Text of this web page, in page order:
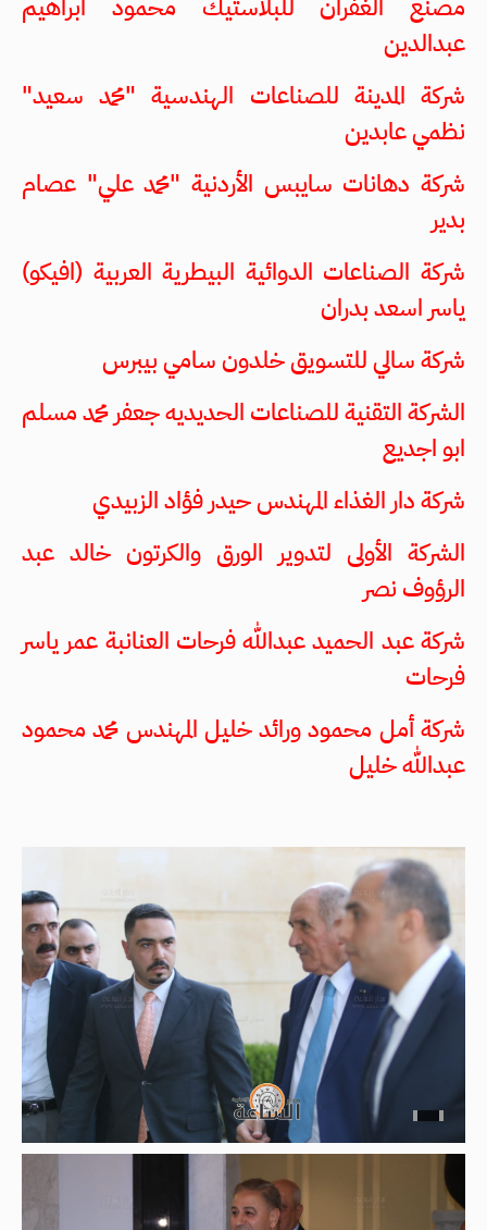
مصنع الغفران للبلاستيك محمود ابراهيم
عبدالدين
شركة المدينة للصناعات الهندسية "محمد سعيد"
نظمي عابدين
شركة دهانات سايبس الأردنية "محمد علي" عصام
بدير
شركة الصناعات الدوائية البيطرية العربية (افيكو)
ياسر اسعد بدران
شركة سالي للتسويق خلدون سامي بيبرس
الشركة التقنية للصناعات الحديديه جعفر محمد مسلم
ابو اجديع
شركة دار الغذاء المهندس حيدر فؤاد الزبيدي
الشركة الأولى لتدوير الورق والكرتون خالد عبد
الرؤوف نصر
شركة عبد الحميد عبدالله فرحات العنانبة عمر ياسر
فرحات
شركة أمل محمود ورائد خليل المهندس محمد محمود
عبدالله خليل